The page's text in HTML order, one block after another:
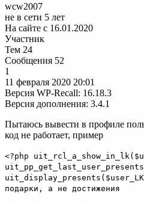
wcw2007
не в сети 5 лет
На сайте с 16.01.2020
Участник
Тем 24
Сообщения 52
1
11 февраля 2020 20:01
Версия WP-Recall: 16.18.3
Версия дополнения: 3.4.1
Пытаюсь вывести в профиле
код не работает, пример
<?php
подарки, а не достижения